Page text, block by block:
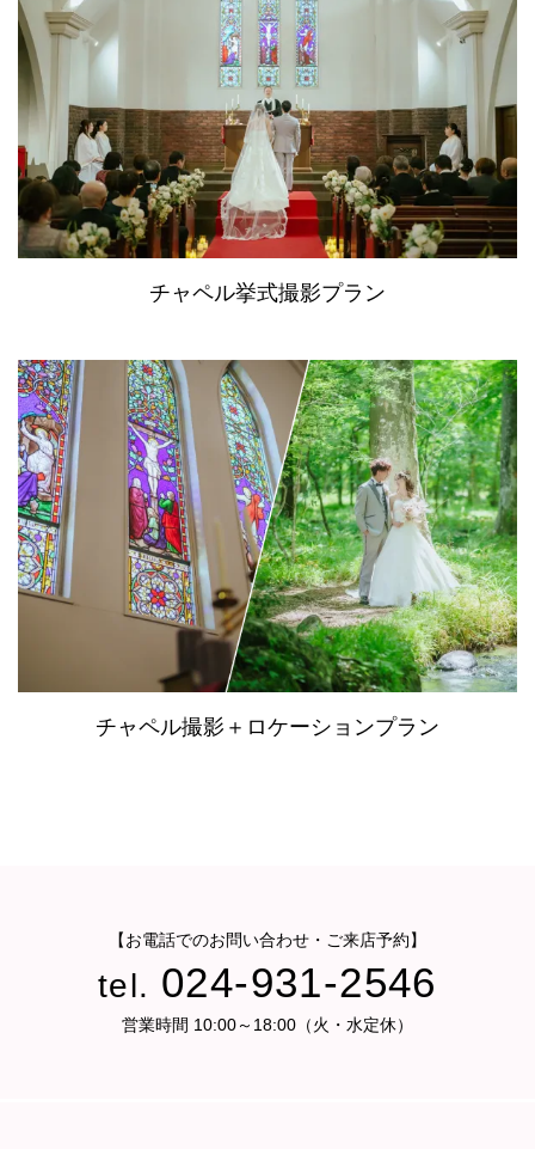
チャペル挙式撮影プラン
チャペル撮影＋ロケーションプラン
【お電話でのお問い合わせ・ご来店予約】
tel. 024-931-2546
営業時間 10:00～18:00（火・水定休）